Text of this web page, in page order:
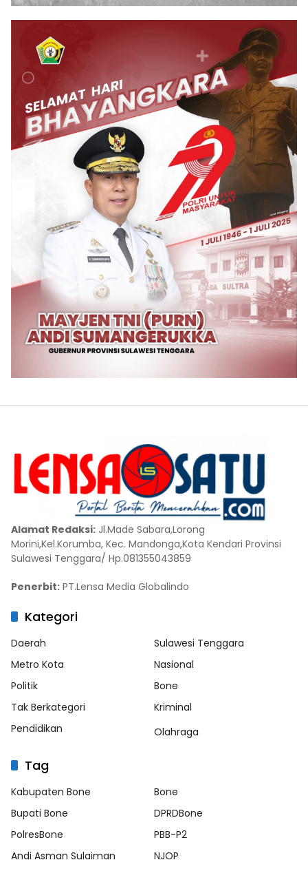
Alamat Redaksi: Jl.Made Sabara,Lorong
Morini,Kel.Korumba, Kec. Mandonga,Kota Kendari Provinsi
Sulawesi Tenggara/ Hp.081355043859
Penerbit: PT.Lensa Media Globalindo
Kategori
Daerah
Sulawesi Tenggara
Metro Kota
Nasional
Politik
Bone
Tak Berkategori
Kriminal
Pendidikan
Olahraga
Tag
Kabupaten Bone
Bone
Bupati Bone
DPRDBone
PolresBone
PBB-P2
Andi Asman Sulaiman
NJOP